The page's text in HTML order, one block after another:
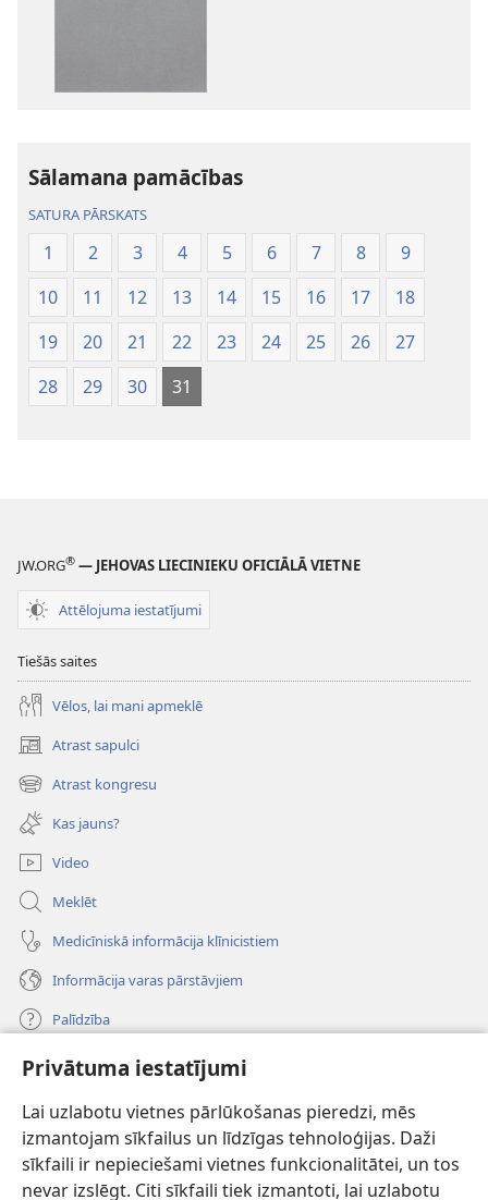
Privātuma iestatījumi
Lai uzlabotu vietnes pārlūkošanas pieredzi, mēs
izmantojam sīkfailus un līdzīgas tehnoloģijas. Daži
sīkfaili ir nepieciešami vietnes funkcionalitātei, un tos
nevar izslēgt. Citi sīkfaili tiek izmantoti, lai uzlabotu
Sālamana pamācības
SATURA PĀRSKATS
1 2 3 4 5 6 7 8
9
10
11 12 13 14 15 16 17
18
19
20 21 22 23 24 25 26
27
28
29 30 31
JW.ORG® — JEHOVAS LIECINIEKU OFICIĀLĀ VIETNE
Attēlojuma iestatījumi
Tiešās saites
Vēlos, lai mani apmeklē
Atrast sapulci
(opens
new
window)
Atrast kongresu
(opens
new
window)
Kas jauns?
Video
Meklēt
Medicīniskā informācija klīnicistiem
Informācija varas pārstāvjiem
Palīdzība
Ziedojumi
new
window)Sargtorņa TIEŠSAISTES BIBLIOTĒKA
(opens
new
window)JW Hub ®
(opens